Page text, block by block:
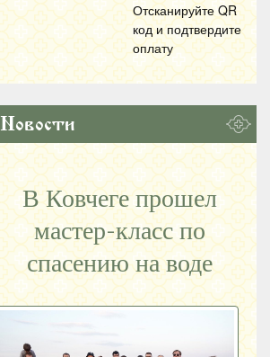
Отсканируйте QR
код и подтвердите
оплату
Новости
В Ковчеге прошел
мастер-класс по
спасению на воде